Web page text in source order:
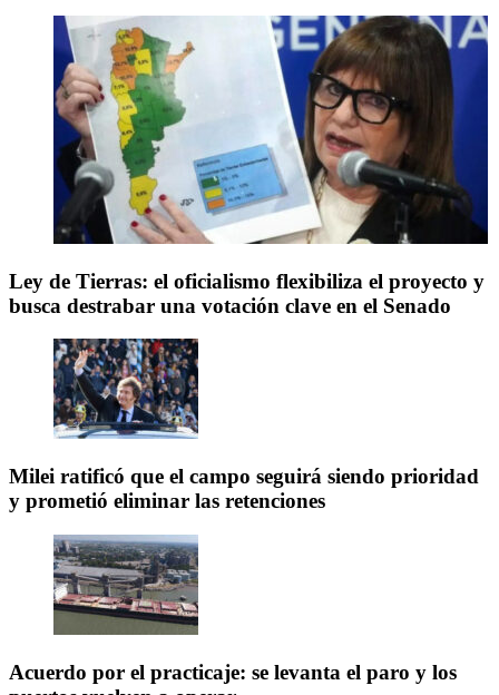
Ley de Tierras: el oficialismo flexibiliza el proyecto y
busca destrabar una votación clave en el Senado
Milei ratificó que el campo seguirá siendo prioridad
y prometió eliminar las retenciones
Acuerdo por el practicaje: se levanta el paro y los